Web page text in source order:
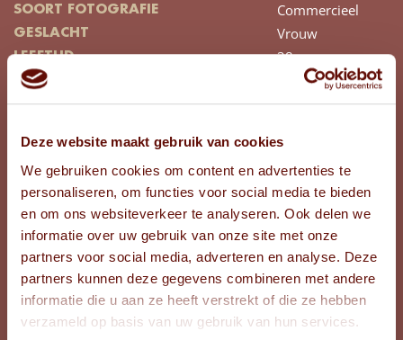
Deze website maakt gebruik van cookies
We gebruiken cookies om content en advertenties te
personaliseren, om functies voor social media te bieden
en om ons websiteverkeer te analyseren. Ook delen we
informatie over uw gebruik van onze site met onze
partners voor social media, adverteren en analyse. Deze
partners kunnen deze gegevens combineren met andere
informatie die u aan ze heeft verstrekt of die ze hebben
verzameld op basis van uw gebruik van hun services.
SOORT FOTOGRAFIE Commercieel
GESLACHT Vrouw
LEEFTIJD 38
AFKOMST Mediterraans
PROVINCIE Gelderland
HAARKLEUR Zwart/Grijs
HAARLENGTE Lang
HAARTYPE Slag
KLEUR OGEN Bruin
TATOEAGES Ja
CONFECTIEMAAT BOVEN 36/38
CONFECTIEMAAT ONDER 36/38
SCHOENMAAT